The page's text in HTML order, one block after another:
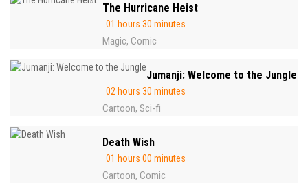
The Hurricane Heist
01 hours 30 minutes
Magic, Comic
Jumanji: Welcome to the Jungle
02 hours 30 minutes
Cartoon, Sci-fi
Death Wish
01 hours 00 minutes
Cartoon, Comic